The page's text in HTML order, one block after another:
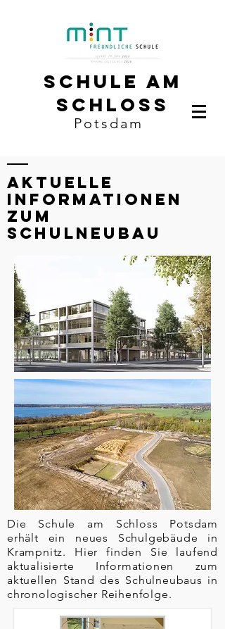
Schule am
Schloss
Potsdam
Aktuelle
informationen
zum
schulneubau
Die Schule am Schloss Potsdam
erhält ein neues Schulgebäude in
Krampnitz. Hier finden Sie laufend
aktualisierte Informationen zum
aktuellen Stand des Schulneubaus in
chronologischer Reihenfolge.